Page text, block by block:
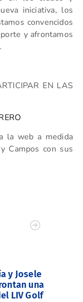
iniciativa, los
convencidos
y afrontamos
EN LAS
la web a medida
Campos con sus
y Josele
una
LIV Golf